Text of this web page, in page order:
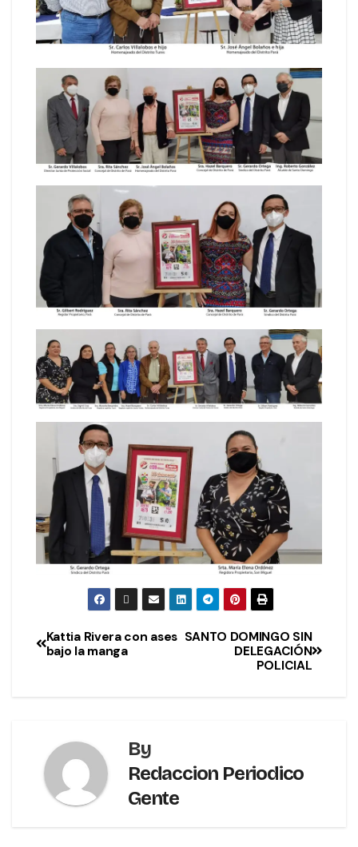
SANTO DOMINGO SIN
DELEGACIÓN
POLICIAL
Kattia Rivera con ases
bajo la manga
By
Redaccion Periodico
Gente